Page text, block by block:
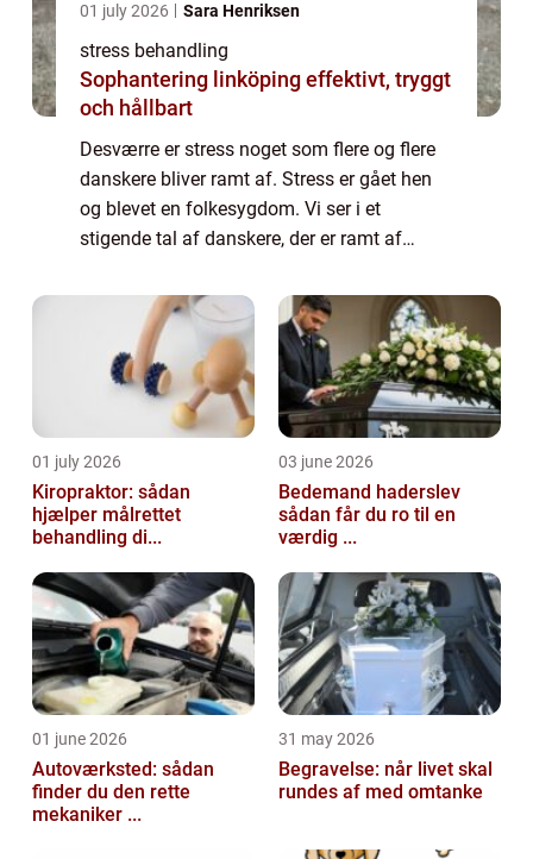
01 july 2026 Sara Henriksen
stress behandling
Sophantering linköping effektivt, tryggt
och hållbart
Desværre er stress noget som flere og flere
danskere bliver ramt af. Stress er gået hen
og blevet en folkesygdom. Vi ser i et
stigende tal af danskere, der er ramt af
pres på arbejdet, dårlige arbejdsvilkår ...
01 july 2026
Kiropraktor: sådan
hjælper målrettet
behandling di...
03 june 2026
Bedemand haderslev
sådan får du ro til en
værdig ...
01 june 2026
Autoværksted: sådan
finder du den rette
mekaniker ...
31 may 2026
Begravelse: når livet skal
rundes af med omtanke